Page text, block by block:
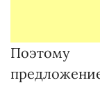
Поэтому